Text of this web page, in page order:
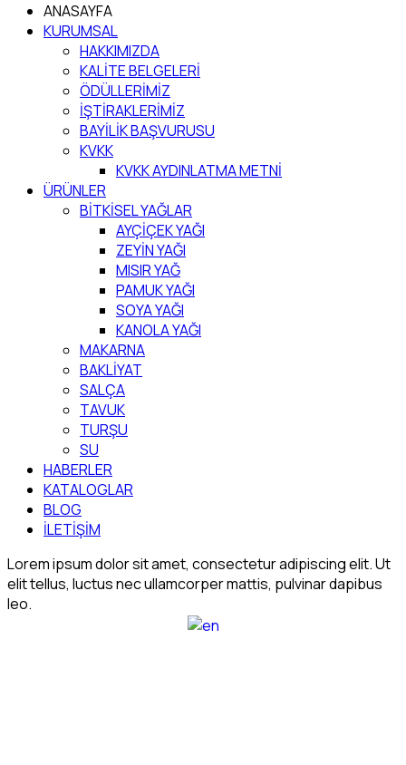
ANASAYFA
KURUMSAL
HAKKIMIZDA
KALİTE BELGELERİ
ÖDÜLLERİMİZ
İŞTİRAKLERİMİZ
BAYİLİK BAŞVURUSU
KVKK
KVKK AYDINLATMA METNİ
ÜRÜNLER
BİTKİSEL YAĞLAR
AYÇİÇEK YAĞI
ZEYİN YAĞI
MISIR YAĞ
PAMUK YAĞI
SOYA YAĞI
KANOLA YAĞI
MAKARNA
BAKLİYAT
SALÇA
TAVUK
TURŞU
SU
HABERLER
KATALOGLAR
BLOG
İLETİŞİM
Lorem ipsum dolor sit amet, consectetur adipiscing elit. Ut
elit tellus, luctus nec ullamcorper mattis, pulvinar dapibus
leo.